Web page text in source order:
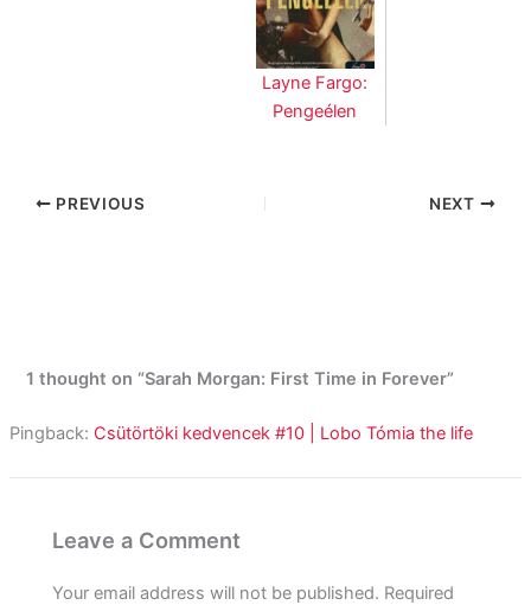
Layne Fargo:
Pengeélen
PREVIOUS NEXT
1 thought on “Sarah Morgan: First Time in Forever”
Pingback: Csütörtöki kedvencek #10 | Lobo Tómia the life
Leave a Comment
Your email address will not be published. Required